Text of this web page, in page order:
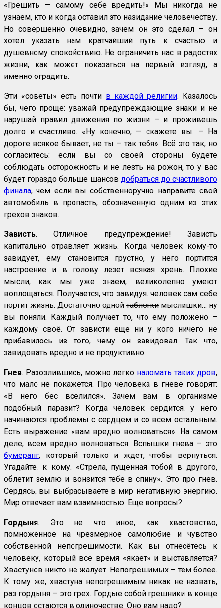
«Грешить — самому себе вредить!» Мы никогда не
узнаем, кто и когда оставил это назидание человечеству.
Но совершенно очевидно, зачем он это сделал – он
хотел указать нам кратчайший путь к счастью и
душевному спокойствию. Не ограничить нас в радостях
жизни, как может показаться на первый взгляд, а
именно оградить.
Эти «советы» есть почти в каждой религии. Казалось
бы, чего проще: уважай предупреждающие знаки и не
нарушай правил движения по жизни – и проживешь
долго и счастливо. «Ну конечно, — скажете вы. – На
дороге всякое бывает, не ты – так тебя». Всё это так, но
согласитесь: если вы со своей стороны будете
соблюдать осторожность и не лезть на рожон, то у вас
будет гораздо больше шансов добраться до счастливого
финала, чем если вы собственноручно направите свой
автомобиль в пропасть, обозначенную одним из этих
грехов знаков.
Зависть. Отличное предупреждение! Зависть
капитально отравляет жизнь. Когда человек кому-то
завидует, ему становится грустно, у него портится
настроение и в голову лезет всякая хрень. Плохие
мысли, как мы уже знаем, великолепно умеют
воплощаться. Получается, что завидуя, человек сам себе
портит жизнь. Достаточно одной таблэтки мыслишки… ну
вы поняли. Каждый получает то, что ему положено –
каждому своё. От зависти еще ни у кого ничего не
прибавилось из того, чему он завидовал. Так что,
завидовать вредно и не продуктивно.
Гнев. Разозлившись, можно легко наломать таких дров,
что мало не покажется. Про человека в гневе говорят:
«В него бес вселился». Зачем вам в организме
подобный паразит? Когда человек сердится, у него
начинаются проблемы с сердцем и со всем остальным.
Есть выражение «вам вредно волноваться». На самом
деле, всем вредно волноваться. Вспышки гнева – это
бумеранг, который только и ждет, чтобы вернуться.
Угадайте, к кому. «Стрела, пущенная тобой в другого,
облетит землю и вонзится тебе в спину». Это про гнев.
Сердясь, вы выбрасываете в мир негативную энергию.
Мир отвечает вам взаимностью. Еще вопросы?
Гордыня. Это не что иное, как хвастовство,
помноженное на чрезмерное самолюбие и чувство
собственной непогрешимости. Как вы отнесётесь к
человеку, который все время «якает» и выставляется?
Хвастунов никто не жалует. Непогрешимых – тем более.
К тому же, хвастуна непогрешимым никак не назвать,
раз гордыня – это грех. Гордые собой грешники в конце
концов остаются в одиночестве. Оно вам надо?